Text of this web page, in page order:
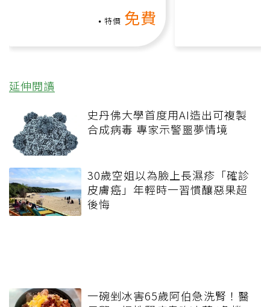
特價 免費
延伸閱讀
史丹佛大學首度用AI造出可複製
合成病毒 專家示警噩夢情境
30歲空姐以為臉上長濕疹「確診
皮膚癌」年輕時一習慣釀惡果超
後悔
一碗剉冰害65歲阿伯急洗腎！醫